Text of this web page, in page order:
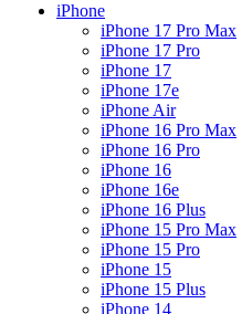
iPhone
iPhone 17 Pro Max
iPhone 17 Pro
iPhone 17
iPhone 17e
iPhone Air
iPhone 16 Pro Max
iPhone 16 Pro
iPhone 16
iPhone 16e
iPhone 16 Plus
iPhone 15 Pro Max
iPhone 15 Pro
iPhone 15
iPhone 15 Plus
iPhone 14